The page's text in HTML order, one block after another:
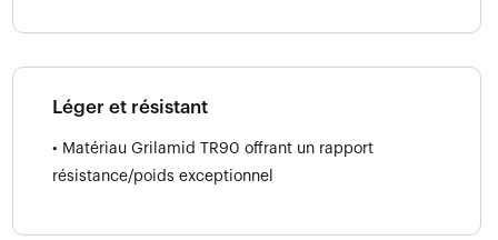
Léger et résistant
• Matériau Grilamid TR90 offrant un rapport
résistance/poids exceptionnel